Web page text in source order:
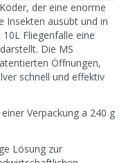
der eine enorme
Insekten ausübt und in
Fliegenfalle eine
Die MS
Öffnungen,
schnell und effektiv
Verpackung a 240 g
Lösung zur